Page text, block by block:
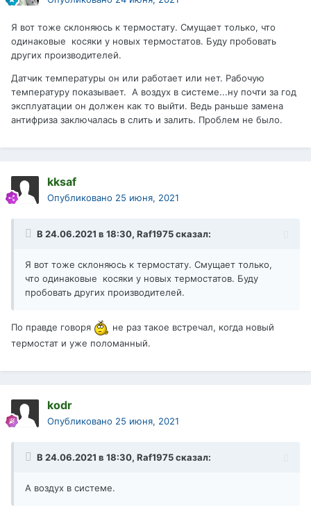
Я вот тоже склоняюсь к термостату. Смущает только, что
одинаковые косяки у новых термостатов. Буду пробовать
других производителей.
Датчик температуры он или работает или нет. Рабочую
температуру показывает. А воздух в системе...ну почти за год
эксплуатации он должен как то выйти. Ведь раньше замена
антифриза заключалась в слить и залить. Проблем не было.
kksaf
Опубликовано 25 июня, 2021
В 24.06.2021 в 18:30, Raf1975сказал:
Я вот тоже склоняюсь к термостату. Смущает только,
что одинаковые косяки у новых термостатов. Буду
пробовать других производителей.
По правде говоря
не раз такое встречал, когда новый
термостат и уже поломанный.
kodr
Опубликовано 25 июня, 2021
В 24.06.2021 в 18:30, Raf1975сказал:
А воздух в системе.